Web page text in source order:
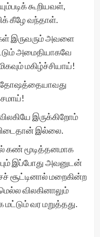
கூறியவள்,
கீழே வந்தாள்.
இருவரும் அவளை
அமைதியாகவே
மகிழ்ச்சியாய்!
இருக்கிறோம்
இல்லை.
கண் மூடித்தனமாக
இப்போது அவனுடன்
சூட்டினால் மறைகின்ற
விலகினாலும்
வர மறுத்தது.